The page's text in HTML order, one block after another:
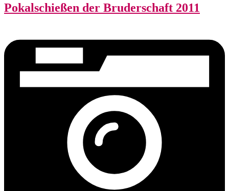
Pokalschießen der Bruderschaft 2011